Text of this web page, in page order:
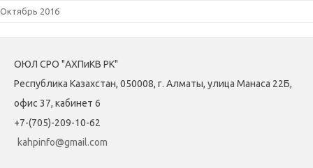
Октябрь 2016
ОЮЛ СРО "АХПиКВ РК"
Республика Казахстан, 050008, г. Алматы, улица Манаса 22Б,
офис 37, кабинет 6
+7-(705)-209-10-62
kahpinfo@gmail.com